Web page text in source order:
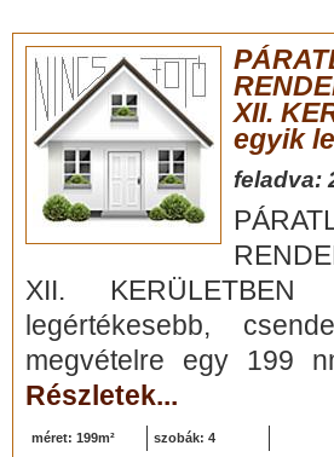
XII.
egyik
feladva:
XII.
legértékesebb,
megvételre egy 199
Részletek...
méret: 199m² szobák: 4